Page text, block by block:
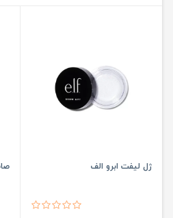
ژل لیفت ابرو الف